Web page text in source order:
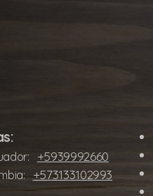
+5939992660
+573133102993